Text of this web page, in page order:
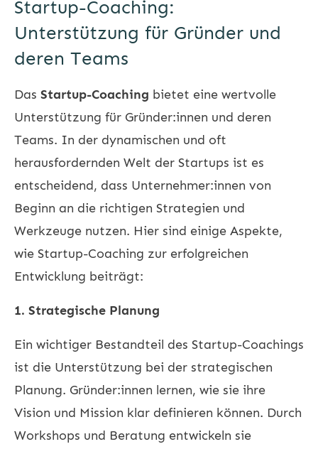
Startup-Coaching:
Unterstützung für Gründer und
deren Teams
Das Startup-Coaching bietet eine wertvolle
Unterstützung für Gründer:innen und deren
Teams. In der dynamischen und oft
herausfordernden Welt der Startups ist es
entscheidend, dass Unternehmer:innen von
Beginn an die richtigen Strategien und
Werkzeuge nutzen. Hier sind einige Aspekte,
wie Startup-Coaching zur erfolgreichen
Entwicklung beiträgt:
1. Strategische Planung
Ein wichtiger Bestandteil des Startup-Coachings
ist die Unterstützung bei der strategischen
Planung. Gründer:innen lernen, wie sie ihre
Vision und Mission klar definieren können. Durch
Workshops und Beratung entwickeln sie